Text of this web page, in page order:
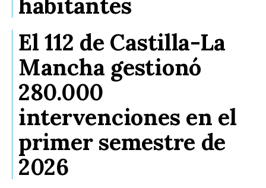
El 112 de Castilla-La
Mancha gestionó
280.000
intervenciones en el
primer semestre de
2026